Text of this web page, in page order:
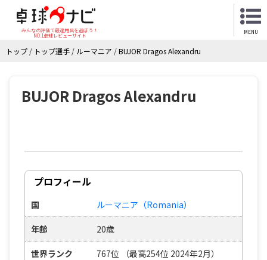
みんなの評価で最適用具を選ぼう！
NO.1卓球レビューサイト
MENU
トップ / トップ選手 / ルーマニア /BUJOR Dragos Alexandru
BUJOR Dragos Alexandru
プロフィール
国 ルーマニア（Romania）
年齢 20歳
世界ランク 767位 （最高254位 2024年2月）